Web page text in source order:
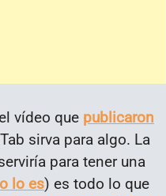
vídeo que publicaron
sirva para algo. La
para tener una
lo es) es todo lo que